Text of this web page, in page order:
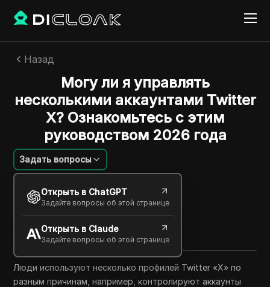
Назад
Могу ли я управлять
несколькими аккаунтами Twitter
X? Ознакомьтесь с этим
руководством 2026 года
Задать вопросы
Открыть в ChatGPT
Задайте вопросы об этой странице
Открыть в Claude
Задайте вопросы об этой странице
Рафаэль Алмейда
25 дек. 2025 5 минут
Copy Link
Люди используют несколько профилей Twitter «X» по
разным причинам, например, контролируют аккаунты